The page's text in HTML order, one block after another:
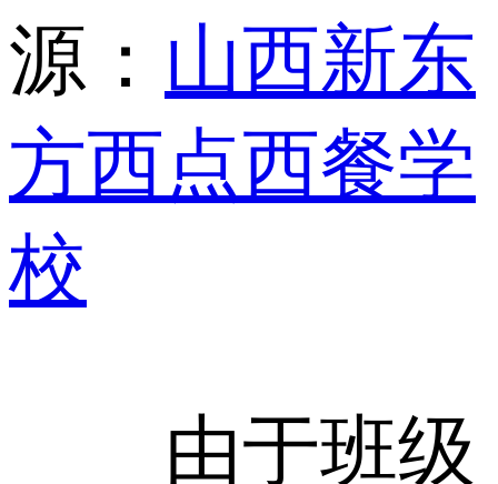
源： 山西新东
方西点西餐学
校
由于班级